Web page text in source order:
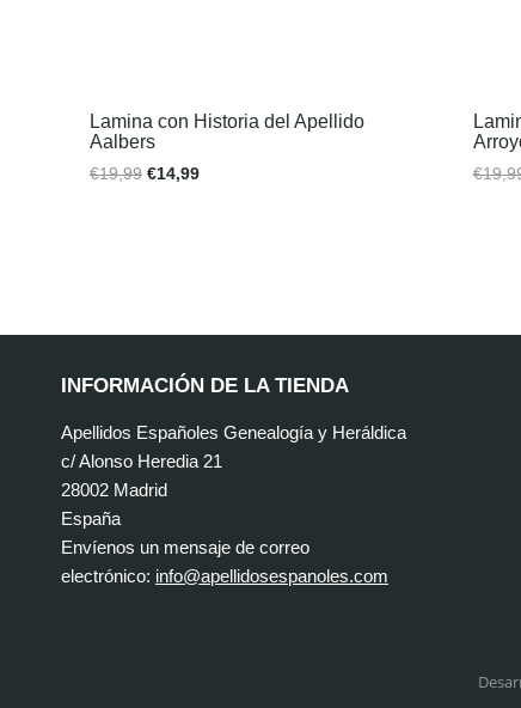
Lamina con Historia del Apellido
Aalbers
€19,99 €14,99 €
INFORMACIÓN DE LA TIENDA
Apellidos Españoles Genealogía y Heráldica
c/ Alonso Heredia 21
28002 Madrid
España
Envíenos un mensaje de correo
electrónico: info@apellidosespanoles.com